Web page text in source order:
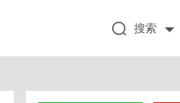
搜索